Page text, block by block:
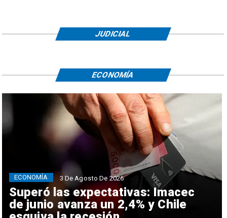
JUDICIAL
Superó las expectativas: Imacec
de junio avanza un 2,4% y Chile
ECONOMÍA 3 De Agosto De 2026
ECONOMÍA